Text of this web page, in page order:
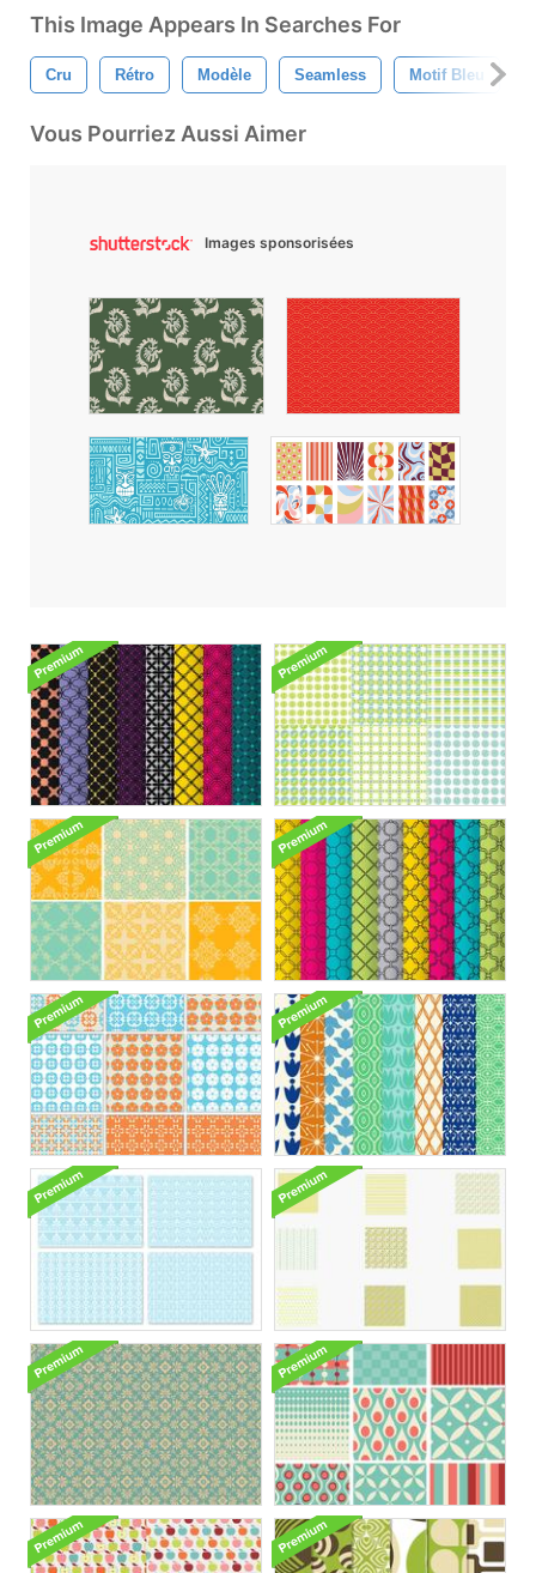
This Image Appears In Searches For
Cru Rétro Modèle Seamless Motif Bleu
Vous Pourriez Aussi Aimer
Images sponsorisées